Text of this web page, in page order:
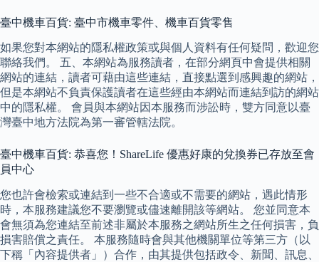
臺中機車百貨: 臺中市機車零件、機車百貨零售
如果您對本網站的隱私權政策或與個人資料有任何疑問，歡迎您
聯絡我們。 五、本網站為服務讀者，在部分網頁中會提供相關
網站的連結，讀者可藉由這些連結，直接點選到感興趣的網站，
但是本網站不負責保護讀者在這些經由本網站而連結到訪的網站
中的隱私權。 會員與本網站因本服務而涉訟時，雙方同意以臺
灣臺中地方法院為第一審管轄法院。
臺中機車百貨: 恭喜您！ShareLife 優惠好康的兌換券已存放至會
員中心
您也許會檢索或連結到一些不合適或不需要的網站，遇此情形
時，本服務建議您不要瀏覽或儘速離開該等網站。 您並同意本
會無須為您連結至前述非屬於本服務之網站所生之任何損害，負
損害賠償之責任。 本服務隨時會與其他機關單位等第三方（以
下稱「內容提供者」）合作，由其提供包括政令、新聞、訊息、